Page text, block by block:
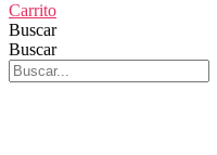
Carrito
Buscar
Buscar